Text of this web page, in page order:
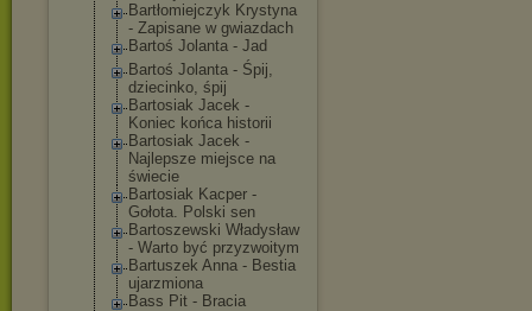
Bartłomiejczyk Krystyna
- Zapisane w gwiazdach
Bartoś Jolanta - Jad
Bartoś Jolanta - Śpij,
dziecinko, śpij
Bartosiak Jacek -
Koniec końca historii
Bartosiak Jacek -
Najlepsze miejsce na
świecie
Bartosiak Kacper -
Gołota. Polski sen
Bartoszewski Władysław
- Warto być przyzwoitym
Bartuszek Anna - Bestia
ujarzmiona
Bass Pit - Bracia